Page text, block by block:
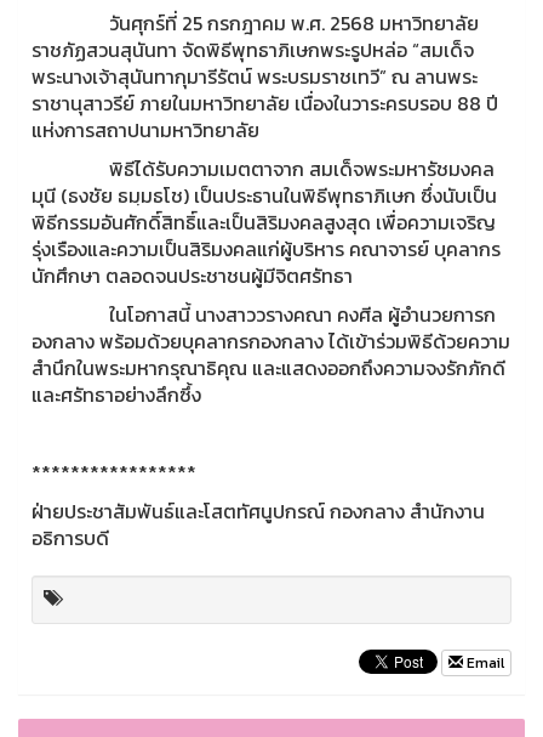
วันศุกร์ที่ 25 กรกฎาคม พ.ศ. 2568 มหาวิทยาลัย
ราชภัฏสวนสุนันทา จัดพิธีพุทธาภิเษกพระรูปหล่อ “สมเด็จ
พระนางเจ้าสุนันทากุมารีรัตน์ พระบรมราชเทวี” ณ ลานพระ
ราชานุสาวรีย์ ภายในมหาวิทยาลัย เนื่องในวาระครบรอบ 88 ปี
แห่งการสถาปนามหาวิทยาลัย
พิธีได้รับความเมตตาจาก สมเด็จพระมหารัชมงคล
มุนี (ธงชัย ธมฺมธโช) เป็นประธานในพิธีพุทธาภิเษก ซึ่งนับเป็น
พิธีกรรมอันศักดิ์สิทธิ์และเป็นสิริมงคลสูงสุด เพื่อความเจริญ
รุ่งเรืองและความเป็นสิริมงคลแก่ผู้บริหาร คณาจารย์ บุคลากร
นักศึกษา ตลอดจนประชาชนผู้มีจิตศรัทธา
ในโอกาสนี้ นางสาววรางคณา คงศีล ผู้อำนวยการก
องกลาง พร้อมด้วยบุคลากรกองกลาง ได้เข้าร่วมพิธีด้วยความ
สำนึกในพระมหากรุณาธิคุณ และแสดงออกถึงความจงรักภักดี
และศรัทธาอย่างลึกซึ้ง
*****************
ฝ่ายประชาสัมพันธ์และโสตทัศนูปกรณ์ กองกลาง สำนักงาน
อธิการบดี
Email